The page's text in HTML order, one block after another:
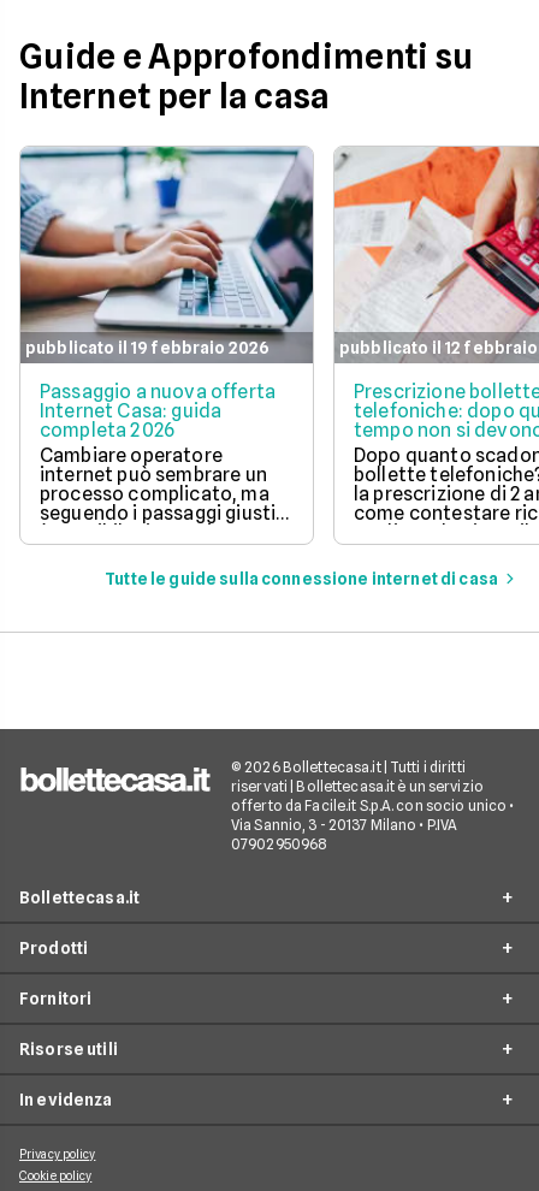
Guide e Approfondimenti su
Internet per la casa
pubblicato il 19 febbraio 2026
Passaggio a nuova offerta
Internet Casa: guida
completa 2026
Cambiare operatore
internet può sembrare un
processo complicato, ma
seguendo i passaggi giusti,
è possibile risparmiare
notevolmente sulla linea
telefonica e godere di un
servizio migliore. In questo
procedura da seguire.
pubblicato il 12
Prescrizione
telefoniche: dopo
tempo non si
pagare?
Dopo quanto
bollette
la prescrizione di 2
come contestare
tardive ed evitare il
pagamento di
vecchie.
Tutte le guide sulla connessione internet di casa
© 2026 Bollettecasa.it | Tutti i diritti
riservati | Bollettecasa.it è un servizio
offerto da Facile.it S.p.A. con socio unico •
Via Sannio, 3 - 20137 Milano • P.IVA
07902950968
Bollettecasa.it
Contatti
Servizio clienti
Prodotti
Offerte Internet Casa
Offerte Telefonia mobile
Fornitori
Provider Internet
Piattaforme Streaming e Pay-TV
Risorse utili
Guide internet casa
In evidenza
Aggiornamenti su Luce e Gas
Privacy policy
Cookie policy